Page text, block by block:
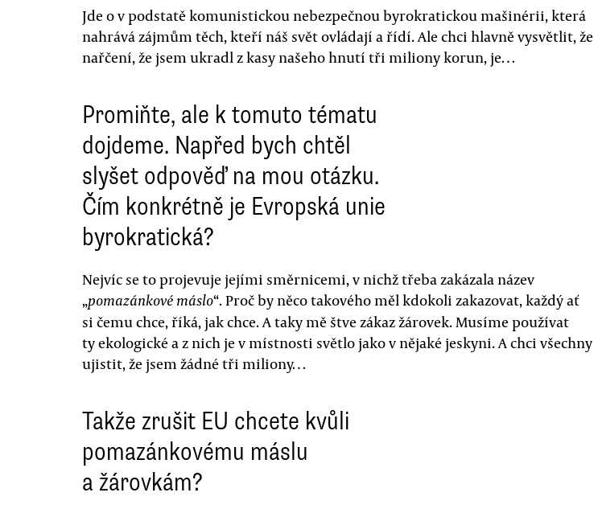
Jde o v podstatě komunistickou nebezpečnou byrokratickou mašinérii, která
nahrává zájmům těch, kteří náš svět ovládají a řídí. Ale chci hlavně vysvětlit, že
nařčení, že jsem ukradl z kasy našeho hnutí tři miliony korun, je…
Promiňte, ale k tomuto tématu
dojdeme. Napřed bych chtěl
slyšet odpověď na mou otázku.
Čím konkrétně je Evropská unie
byrokratická?
Nejvíc se to projevuje jejími směrnicemi, v nichž třeba zakázala název
„pomazánkové máslo“. Proč by něco takového měl kdokoli zakazovat, každý ať
si čemu chce, říká, jak chce. A taky mě štve zákaz žárovek. Musíme používat
ty ekologické a z nich je v místnosti světlo jako v nějaké jeskyni. A chci všechny
ujistit, že jsem žádné tři miliony…
Takže zrušit EU chcete kvůli
pomazánkovému máslu
a žárovkám?